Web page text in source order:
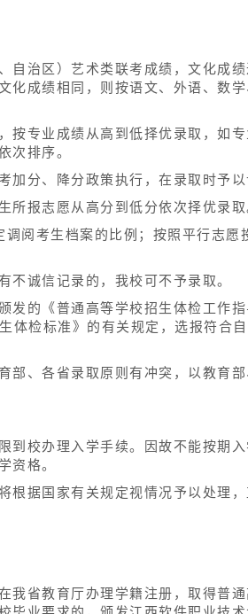
自治区）艺术类联考成绩，文化成绩
化成绩相同，则按语文、外语、数
按专业成绩从高到低择优录取，如
次排序。
分、降分政策执行，在录取时予以
报志愿从高分到低分依次择优录取
阅考生档案的比例；按照平行志愿
诚信记录的，我校可不予录取。
的《普通高等学校招生体检工作指
体检标准》的有关规定，选报符合
部、各省录取原则有冲突，以教育
到校办理入学手续。因故不能按期
资格。
根据国家有关规定视情况予以处理
我省教育厅办理学籍注册，取得普